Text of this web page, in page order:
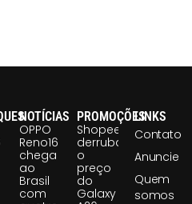
NOTÍCIAS
OPPO
Reno16
chega
ao
Brasil
com
PROMOÇÕES
Shopee
derruba
o
preço
do
Galaxy
LINKS
Contato
Anuncie
Quem
somos